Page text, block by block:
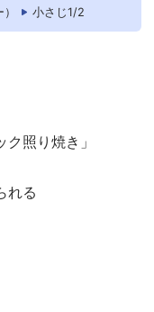
小さじ1/2
照り焼き」
れる